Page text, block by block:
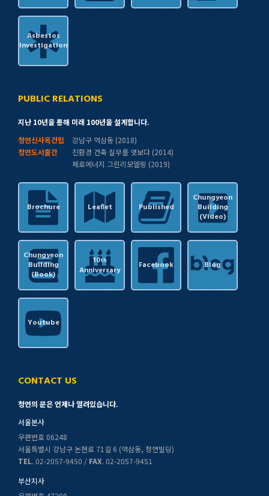
Asbestos
Investigation
PUBLIC RELATIONS
지난 10년을 통해 미래 100년을 설계합니다.
청연신사옥건립
강남구 역삼동 (2018)
청연도서출간
친환경 건축 실무를 엿보다 (2014)
제로에너지 그린리모델링 (2019)
Brochure Leaflet Published
Chungyeon
Building
(Video)
Chungyeon
Building
(Book)
10th
Anniversary Facebook Blog
Youtube
CONTACT US
청연의 문은 언제나 열려있습니다.
서울본사
우편번호 06248
서울특별시 강남구 논현로 71길 6 (역삼동, 청연빌딩)
TEL. 02-2057-9450 /FAX. 02-2057-9451
부산지사